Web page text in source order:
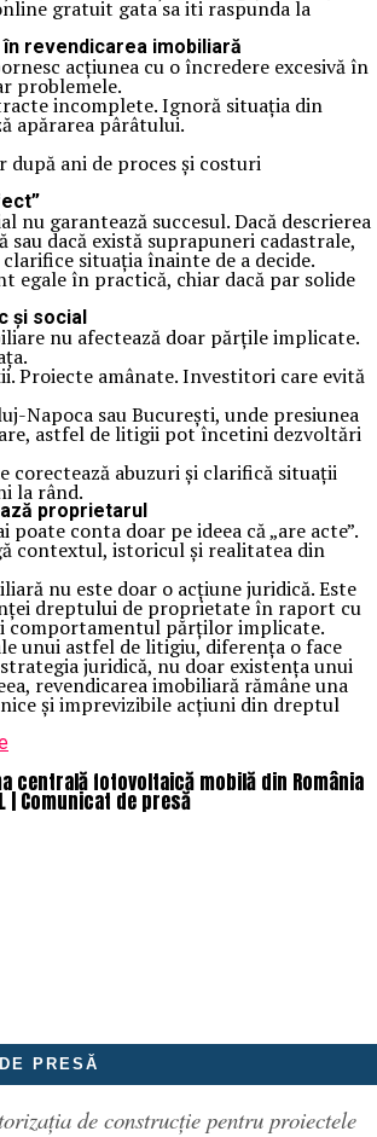
gratuit gata sa iti raspunda la
revendicarea imobiliară
acțiunea cu o încredere excesivă în
problemele.
incomplete. Ignoră situația din
apărarea pârâtului.
după ani de proces și costuri
nu garantează succesul. Dacă descrierea
sau dacă există suprapuneri cadastrale,
situația înainte de a decide.
egale în practică, chiar dacă par solide
și social
nu afectează doar părțile implicate.
Proiecte amânate. Investitori care evită
Napoca sau București, unde presiunea
astfel de litigii pot încetini dezvoltări
corectează abuzuri și clarifică situații
la rând.
proprietarul
conta doar pe ideea că „are acte”.
contextul, istoricul și realitatea din
nu este doar o acțiune juridică. Este
dreptului de proprietate în raport cu
comportamentul părților implicate.
unui astfel de litigiu, diferența o face
juridică, nu doar existența unui
revendicarea imobiliară rămâne una
și imprevizibile acțiuni din dreptul
centrală fotovoltaică mobilă din România
| Comunicat de presă
PRESĂ
de construcție pentru proiectele